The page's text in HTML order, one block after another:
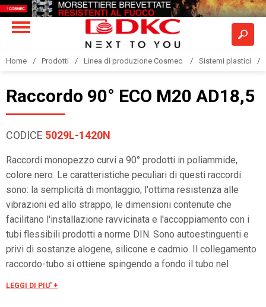
Home Prodotti Linea di produzione Cosmec Sistemi plastici
Raccordo 90° ECO M20 AD18,5
CODICE 5029L-1420N
Raccordi monopezzo curvi a 90° prodotti in poliammide,
colore nero. Le caratteristiche peculiari di questi raccordi
sono: la semplicità di montaggio; l'ottima resistenza alle
vibrazioni ed allo strappo; le dimensioni contenute che
facilitano l'installazione ravvicinata e l'accoppiamento con i
tubi flessibili prodotti a norme DIN. Sono autoestinguenti e
privi di sostanze alogene, silicone e cadmio. Il collegamento
raccordo-tubo si ottiene spingendo a fondo il tubo nel
LEGGI DI PIU' +